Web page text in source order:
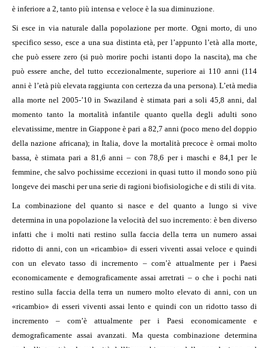
è inferiore a 2, tanto più intensa e veloce è la sua diminuzione.
Si esce in via naturale dalla popolazione per morte. Ogni morto, di uno
specifico sesso, esce a una sua distinta età, per l’appunto l’età alla morte,
che può essere zero (si può morire pochi istanti dopo la nascita), ma che
può essere anche, del tutto eccezionalmente, superiore ai 110 anni (114
anni è l’età più elevata raggiunta con certezza da una persona). L’età media
alla morte nel 2005-’10 in Swaziland è stimata pari a soli 45,8 anni, dal
momento tanto la mortalità infantile quanto quella degli adulti sono
elevatissime, mentre in Giappone è pari a 82,7 anni (poco meno del doppio
della nazione africana); in Italia, dove la mortalità precoce è ormai molto
bassa, è stimata pari a 81,6 anni – con 78,6 per i maschi e 84,1 per le
femmine, che salvo pochissime eccezioni in quasi tutto il mondo sono più
longeve dei maschi per una serie di ragioni biofisiologiche e di stili di vita.
La combinazione del quanto si nasce e del quanto a lungo si vive
determina in una popolazione la velocità del suo incremento: è ben diverso
infatti che i molti nati restino sulla faccia della terra un numero assai
ridotto di anni, con un «ricambio» di esseri viventi assai veloce e quindi
con un elevato tasso di incremento – com’è attualmente per i Paesi
economicamente e demograficamente assai arretrati – o che i pochi nati
restino sulla faccia della terra un numero molto elevato di anni, con un
«ricambio» di esseri viventi assai lento e quindi con un ridotto tasso di
incremento – com’è attualmente per i Paesi economicamente e
demograficamente assai avanzati. Ma questa combinazione determina